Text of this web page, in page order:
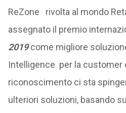
ReZone rivolta al mondo
assegnato il premio
2019come migliore
Intelligence per la customer
riconoscimento ci sta
ulteriori soluzioni, basando